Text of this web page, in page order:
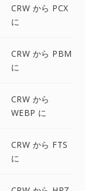
CRW から PCX
に
CRW から PBM
に
CRW から
WEBP に
CRW から FTS
に